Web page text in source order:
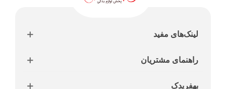
لینک‌های مفید
راهنمای مشتریان
بهفریدک